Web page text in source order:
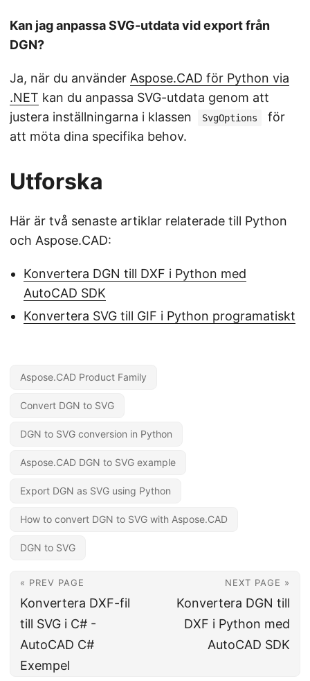
Kan jag anpassa SVG-utdata vid export från
DGN?
Ja, när du använder Aspose.CAD för Python via
.NET kan du anpassa SVG-utdata genom att
justera inställningarna i klassen
SvgOptions
för
att möta dina specifika behov.
Utforska
Här är två senaste artiklar relaterade till Python
och Aspose.CAD:
Konvertera DGN till DXF i Python med
AutoCAD SDK
Konvertera SVG till GIF i Python programatiskt
Aspose.CAD Product Family
Convert DGN to SVG
DGN to SVG conversion in Python
Aspose.CAD DGN to SVG example
Export DGN as SVG using Python
How to convert DGN to SVG with Aspose.CAD
DGN to SVG
« PREV PAGE
Konvertera DXF-fil
till SVG i C# -
AutoCAD C#
Exempel
NEXT PAGE »
Konvertera DGN till
DXF i Python med
AutoCAD SDK